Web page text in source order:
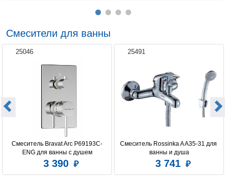
Смесители для ванны
25046
Смеситель Bravat Arc P69193C-
ENG для ванны с душем
3 390
25491
Смеситель Rossinka A A35-31 для
ванны и душа
3 741